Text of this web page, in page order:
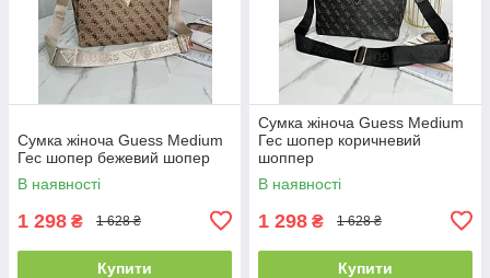
Сумка жіноча Guess Medium
Гес шопер бежевий шопер
В наявності
1 298 ₴ 1 628 ₴
Купити
Сумка жіноча Guess Medium
Гес шопер коричневий
шоппер
В наявності
1 298 ₴ 1 628 ₴
Купити